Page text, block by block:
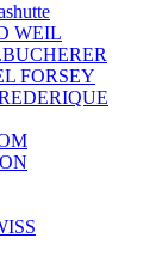
WEIL
FORSEY